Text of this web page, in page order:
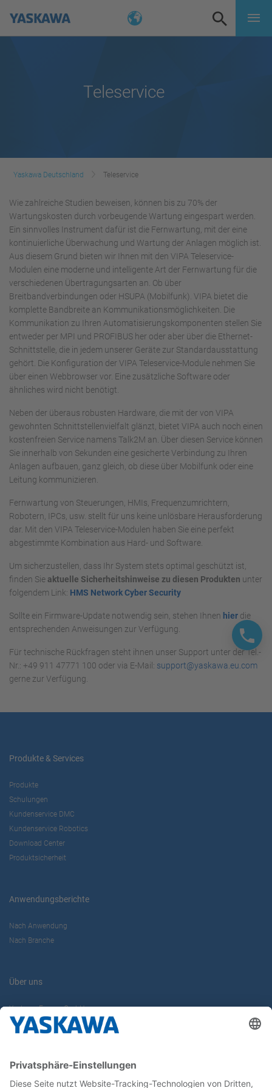
Teleservice
Yaskawa Deutschland Teleservice
Wie zahlreiche Studien beweisen, können bis zu 70% der
Wartungskosten durch vorbeugende Wartung eingespart werden.
Ein sinnvolles Instrument dafür ist die Fernwartung, mit der eine
kontinuierliche Überwachung und Wartung der Anlagen möglich ist.
Aus diesem Grund bieten wir Ihnen mit den VIPA Teleservice-
Modulen eine moderne und intelligente Art der Fernwartung für die
verschiedenen Übertragungsarten an. Ob über
Breitbandverbindungen oder HSUPA (Mobilfunk). VIPA bietet die
komplette Bandbreite an Kommunikationsmöglichkeiten. Die
Kommunikation zu Ihren Automatisierungskomponenten stellen Sie
entweder per MPI und PROFIBUS her oder aber über die Ethernet-
Schnittstelle, die in jedem unserer Geräte zur Standardausstattung
gehört. Die Konfiguration der VIPA Teleservice-Module nehmen Sie
über einen Webbrowser vor. Eine zusätzliche Software oder
ähnliches wird nicht benötigt.
Neben der überaus robusten Hardware, die mit der von VIPA
gewohnten Schnittstellenvielfalt glänzt, bietet VIPA auch noch einen
kostenfreien Service namens Talk2M an. Über diesen Service können
Sie innerhalb von Sekunden eine gesicherte Verbindung zu Ihren
Anlagen aufbauen, ganz gleich, ob diese über Mobilfunk oder eine
Leitung kommunizieren.
Fernwartung von Steuerungen, HMIs, Frequenzumrichtern,
Robotern, IPCs, usw. stellt für uns keine unlösbare Herausforderung
dar. Mit den VIPA Teleservice-Modulen haben Sie eine perfekt
abgestimmte Kombination aus Hard- und Software.
Um sicherzustellen, dass Ihr System stets optimal geschützt ist,
finden Sie aktuelle Sicherheitshinweise zu diesen Produkten unter
folgendem Link: HMS Network Cyber Security
Sollte ein Firmware-Update notwendig sein, stehen Ihnen hier die
entsprechenden Anweisungen zur Verfügung.
Für technische Rückfragen steht ihnen unser Support unter der Tel.-
Nr.: +49 911 47771 100 oder via E-Mail: support@yaskawa.eu.com
gerne zur Verfügung.
Produkte & Services
Produkte
Schulungen
Kundenservice DMC
Kundenservice Robotics
Download Center
Produktsicherheit
Anwendungsberichte
Nach Anwendung
Nach Branche
Über uns
Yaskawa Europe GmbH
Karriere
Newsletter